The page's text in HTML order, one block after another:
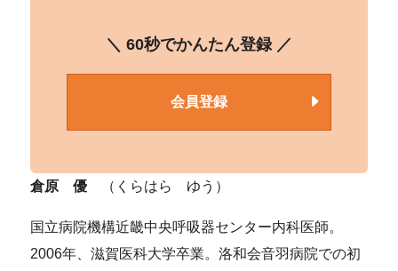
＼ 60秒でかんたん登録 ／
会員登録
倉原 優 （くらはら ゆう）
国立病院機構近畿中央呼吸器センター内科医師。
2006年、滋賀医科大学卒業。洛和会音羽病院での初